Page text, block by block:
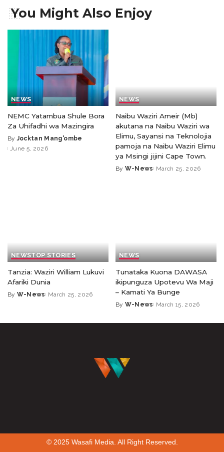
You Might Also Enjoy
NEWS
NEMC Yatambua Shule Bora
Za Uhifadhi wa Mazingira
By Jocktan Mang'ombe
June 5, 2026
NEWS
Naibu Waziri Ameir (Mb)
akutana na Naibu Waziri wa
Elimu, Sayansi na Teknolojia
pamoja na Naibu Waziri Elimu
ya Msingi jijini Cape Town.
By W-News March 25, 2026
NEWSTOP STORIES
Tanzia: Waziri William Lukuvi
Afariki Dunia
By W-News March 25, 2026
NEWS
Tunataka Kuona DAWASA
ikipunguza Upotevu Wa Maji
– Kamati Ya Bunge
By W-News March 15, 2026
© 2025 Wasafi Media. All Right Reserved.